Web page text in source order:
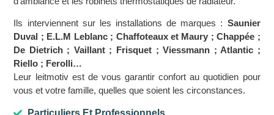
Ils interviennent sur les installations de marques : Saunier
Duval ; E.L.M Leblanc ; Chaffoteaux et Maury ; Chappée ;
De Dietrich ; Vaillant ; Frisquet ; Viessmann ; Atlantic ;
Riello ; Ferolli…
Leur leitmotiv est de vous garantir confort au quotidien pour
vous et votre famille, quelles que soient les circonstances.